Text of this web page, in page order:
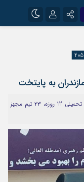
205
مدیرعامل جمعیت هلال احمر مازندران گفت: در جنگ تحمیلی 12 روزه، ۲۳ تیم مجهز